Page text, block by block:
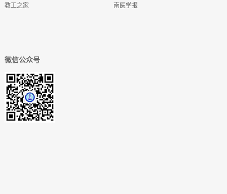
教工之家
南医学报
微信公众号